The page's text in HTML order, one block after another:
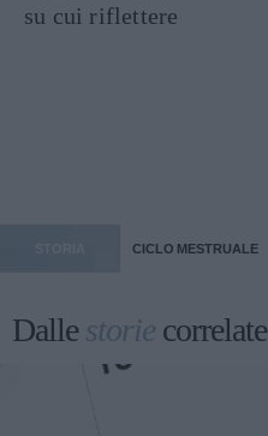
su cui riflettere
CICLO MESTRUALE
Dallestorie correlate